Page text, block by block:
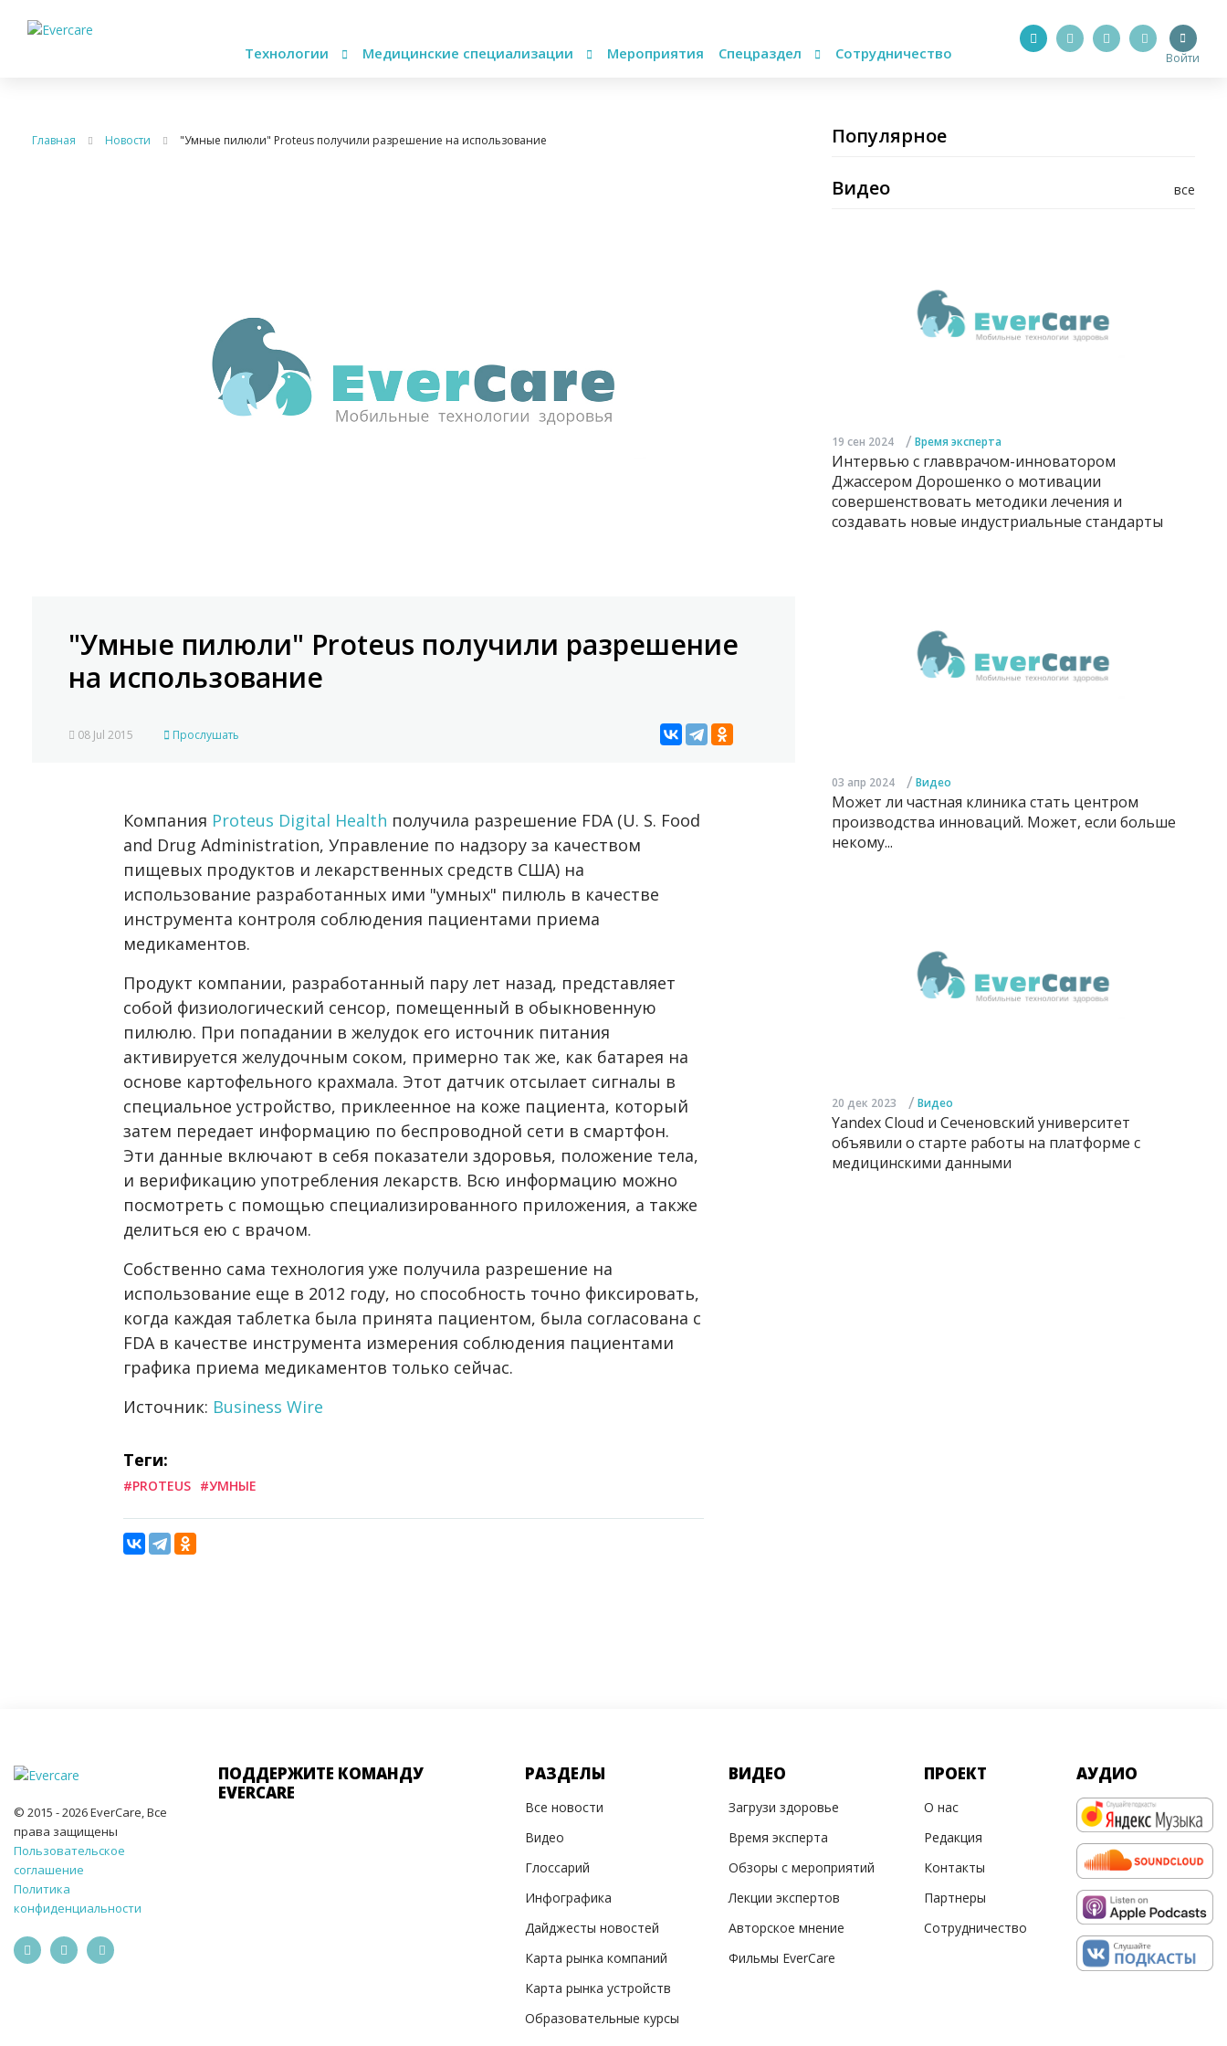
Технологии Медицинские специализации Мероприятия Спецраздел Сотрудничество Войти
Главная Новости "Умные пилюли" Proteus получили разрешение на использование
"Умные пилюли" Proteus получили разрешение
на использование
08 Jul 2015 Прослушать
Компания Proteus Digital Health получила разрешение FDA (U. S. Food
and Drug Administration, Управление по надзору за качеством
пищевых продуктов и лекарственных средств США) на
использование разработанных ими "умных" пилюль в качестве
инструмента контроля соблюдения пациентами приема
медикаментов.
Продукт компании, разработанный пару лет назад, представляет
собой физиологический сенсор, помещенный в обыкновенную
пилюлю. При попадании в желудок его источник питания
активируется желудочным соком, примерно так же, как батарея на
основе картофельного крахмала. Этот датчик отсылает сигналы в
специальное устройство, приклеенное на коже пациента, который
затем передает информацию по беспроводной сети в смартфон.
Эти данные включают в себя показатели здоровья, положение тела,
и верификацию употребления лекарств. Всю информацию можно
посмотреть с помощью специализированного приложения, а также
делиться ею с врачом.
Собственно сама технология уже получила разрешение на
использование еще в 2012 году, но способность точно фиксировать,
когда каждая таблетка была принята пациентом, была согласована с
FDA в качестве инструмента измерения соблюдения пациентами
графика приема медикаментов только сейчас.
Источник: Business Wire
Теги:
#PROTEUS #УМНЫЕ
Популярное
все
Видео
19 сен 2024 / Время эксперта
Интервью с главврачом-инноватором
Джассером Дорошенко о мотивации
совершенствовать методики лечения и
создавать новые индустриальные стандарты
03 апр 2024 / Видео
Может ли частная клиника стать центром
производства инноваций. Может, если больше
некому...
20 дек 2023 / Видео
Yandex Cloud и Сеченовский университет
объявили о старте работы на платформе с
медицинскими данными
© 2015 - 2026 EverCare, Все
права защищены
Пользовательское
соглашение
Политика
конфиденциальности
ПОДДЕРЖИТЕ КОМАНДУ
EVERCARE
РАЗДЕЛЫ
Все новости
Видео
Глоссарий
Инфографика
Дайджесты новостей
Карта рынка компаний
Карта рынка устройств
Образовательные курсы
ВИДЕО
Загрузи здоровье
Время эксперта
Обзоры с мероприятий
Лекции экспертов
Авторское мнение
Фильмы EverCare
ПРОЕКТ
О нас
Редакция
Контакты
Партнеры
Сотрудничество
АУДИО